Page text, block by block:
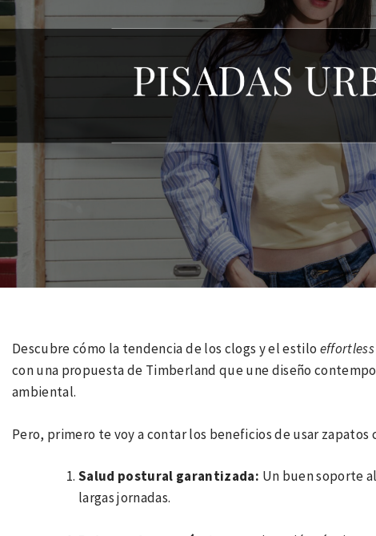
Descubre cómo la tendencia de los clogs y el estilo effortless
con una propuesta de Timberland que une diseño
ambiental.
Pero, primero te voy a contar los beneficios de usar zapatos
Salud postural garantizada: Un buen soporte
largas jornadas.